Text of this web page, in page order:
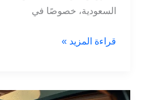
السعودية، خصوصًا في
نقل
بجدة:
قراءة المزيد »